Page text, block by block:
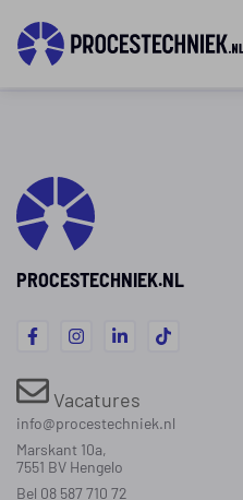
PROCESTECHNIEK.NL
Vacatures
info@procestechniek.nl
Marskant 10a,
7551 BV Hengelo
Bel 08 587 710 72